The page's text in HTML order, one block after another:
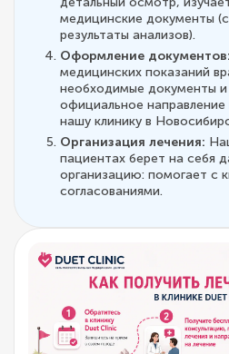
медицинские документы
результаты анализов).
Оформление документов:
медицинских показаний
необходимые документы и
официальное
нашу клинику в
Организация лечения:
пациентах берет на себя
организацию: помогает с
согласованиями.